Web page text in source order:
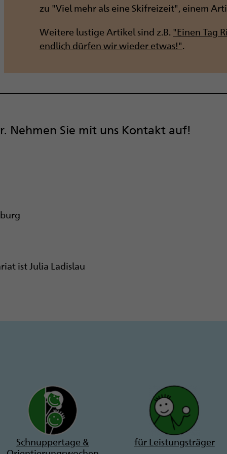
zu "Viel mehr als eine Skifreizeit", einem
Weitere lustige Artikel sind z.B. "Einen Tag
endlich dürfen wir wieder etwas!".
Nehmen Sie mit uns Kontakt auf!
ist Julia Ladislau
Schnuppertage &
für Leistungsträger